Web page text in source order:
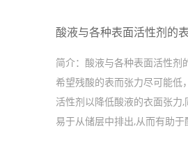
酸液与各种表面活性剂的
简介： 酸液与各种表面活性剂
希望残酸的表而张力尽可能低
活性剂以降低酸液的衣面张力
易于从储层中排出,从而有助